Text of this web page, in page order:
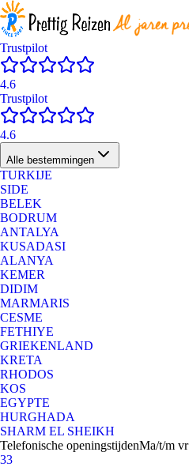
Trustpilot
4.6
Trustpilot
4.6
Alle bestemmingen
TURKIJE
SIDE
BELEK
BODRUM
ANTALYA
KUSADASI
ALANYA
KEMER
DIDIM
MARMARIS
CESME
FETHIYE
GRIEKENLAND
KRETA
RHODOS
KOS
EGYPTE
HURGHADA
SHARM EL SHEIKH
Telefonische openingstijdenMa/t/m
33